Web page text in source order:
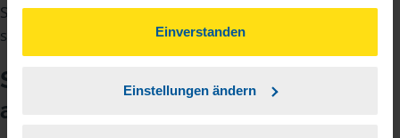
gesammelt haben. Indem Sie auf Einverstanden klicken,
können Sie der Verwendung von Cookies, gemäß
unserer➔ Datenschutzrichtliniezustimmen.
Einverstanden
Einstellungen ändern
Steuererklärung wird das Ganze als Einkünfte aus
selbstständiger Arbeit (Anlage S).
Steuern sparen durch Verzicht
auf Aufwendungsersatz